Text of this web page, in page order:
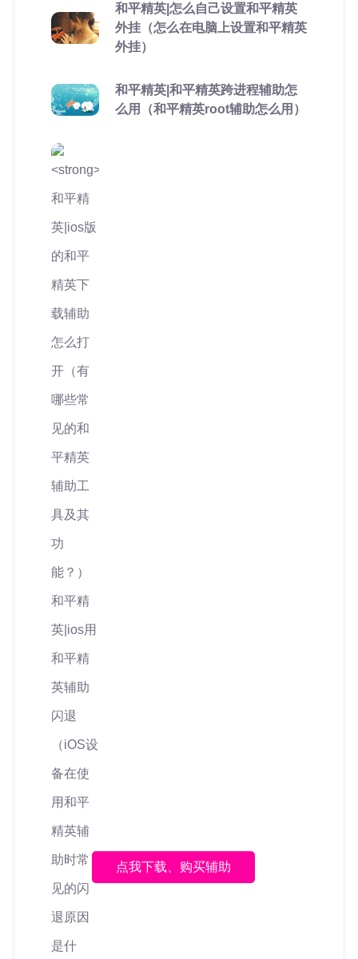
和平精英|怎么自己设置和平精英
外挂（怎么在电脑上设置和平精英
外挂）
和平精英|和平精英跨进程辅助怎
么用（和平精英root辅助怎么用）
点我下载、购买辅助